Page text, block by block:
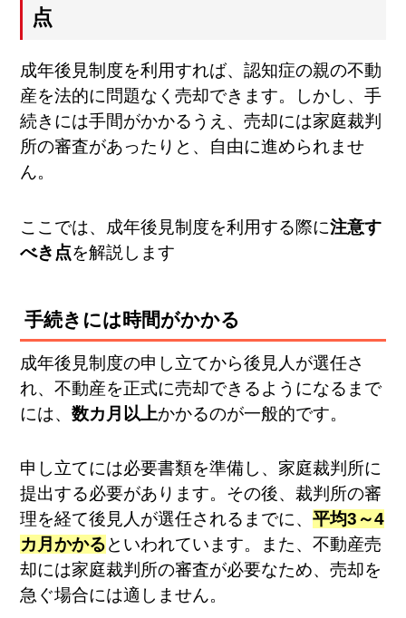
点
成年後見制度を利用すれば、認知症の親の不動
産を法的に問題なく売却できます。しかし、手
続きには手間がかかるうえ、売却には家庭裁判
所の審査があったりと、自由に進められませ
ん。
ここでは、成年後見制度を利用する際に注意す
べき点を解説します
手続きには時間がかかる
成年後見制度の申し立てから後見人が選任さ
れ、不動産を正式に売却できるようになるまで
には、数カ月以上かかるのが一般的です。
申し立てには必要書類を準備し、家庭裁判所に
提出する必要があります。その後、裁判所の審
理を経て後見人が選任されるまでに、平均3～4
カ月かかるといわれています。また、不動産売
却には家庭裁判所の審査が必要なため、売却を
急ぐ場合には適しません。